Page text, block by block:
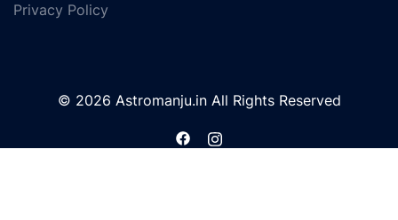
Privacy Policy
© 2026 Astromanju.in All Rights Reserved
https://www.facebook.com/
https://instagram.com/